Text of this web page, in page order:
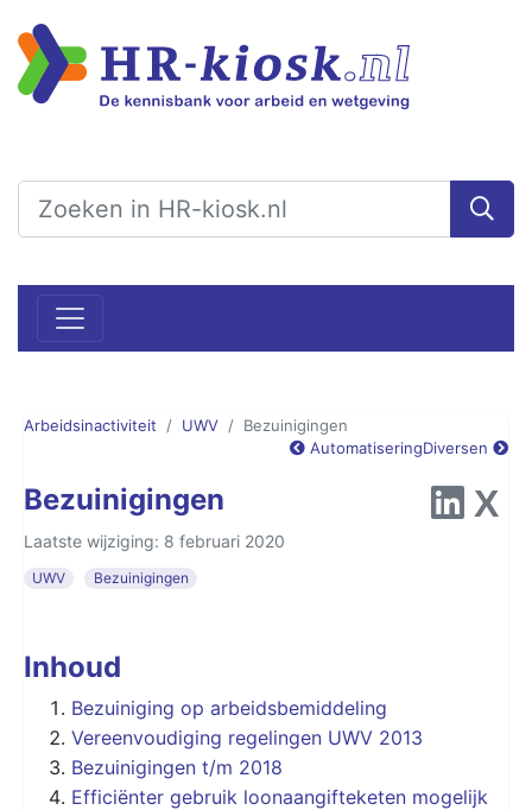
Arbeidsinactiviteit UWV
Bezuinigingen
AutomatiseringDiversen
Bezuinigingen
Laatste wijziging: 8 februari 2020
UWV Bezuinigingen
Inhoud
Bezuiniging op arbeidsbemiddeling
Vereenvoudiging regelingen UWV 2013
Bezuinigingen t/m 2018
Efficiënter gebruik loonaangifteketen mogelijk